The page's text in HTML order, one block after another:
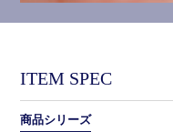
ITEM SPEC
商品シリーズ